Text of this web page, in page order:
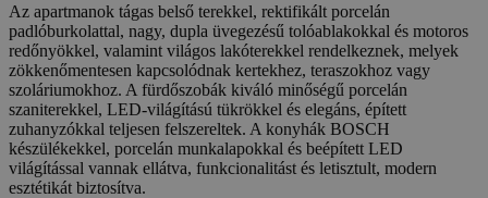
Az apartmanok tágas belső terekkel, rektifikált porcelán
padlóburkolattal, nagy, dupla üvegezésű tolóablakokkal és motoros
redőnyökkel, valamint világos lakóterekkel rendelkeznek, melyek
zökkenőmentesen kapcsolódnak kertekhez, teraszokhoz vagy
szoláriumokhoz. A fürdőszobák kiváló minőségű porcelán
szaniterekkel, LED-világítású tükrökkel és elegáns, épített
zuhanyzókkal teljesen felszereltek. A konyhák BOSCH
készülékekkel, porcelán munkalapokkal és beépített LED
világítással vannak ellátva, funkcionalitást és letisztult, modern
esztétikát biztosítva.